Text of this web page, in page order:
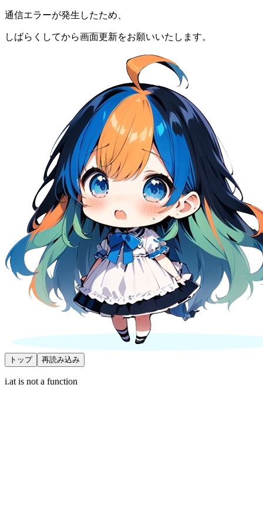
通信エラーが発生したため、
しばらくしてから画面更新をお願いいたします。
トップ 再読み込み
i.at is not a function